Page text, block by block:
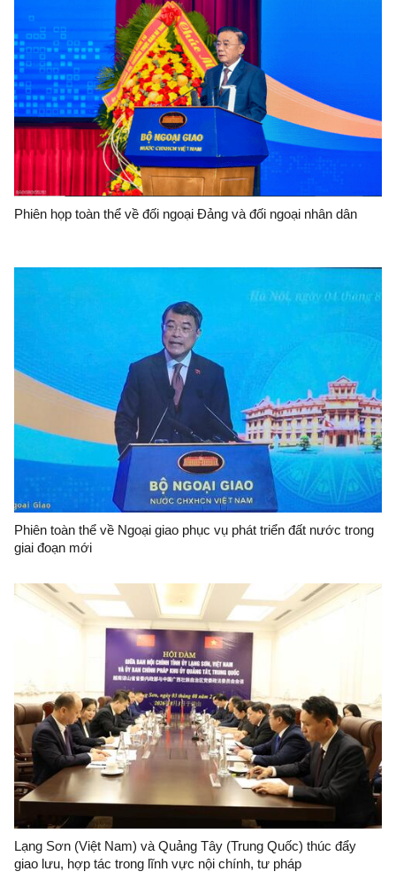
Phiên họp toàn thể về đối ngoại Đảng và đối ngoại nhân dân
Phiên toàn thể về Ngoại giao phục vụ phát triển đất nước trong
giai đoạn mới
Lạng Sơn (Việt Nam) và Quảng Tây (Trung Quốc) thúc đẩy
giao lưu, hợp tác trong lĩnh vực nội chính, tư pháp